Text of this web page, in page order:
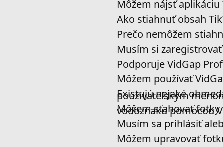
Môžem nájsť aplikáciu
Ako stiahnuť obsah
Prečo nemôžem
Musím si
Podporuje VidGap
Môžem používať
používateľským
Existujú nejaké
vodoznaku pomocou
Môžem sťahovať
Musím sa prihlásiť
Môžem upravovať